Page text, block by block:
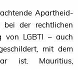
Apartheid-
der rechtlichen
von LGBTI – auch
mit dem
ist. Mauritius,